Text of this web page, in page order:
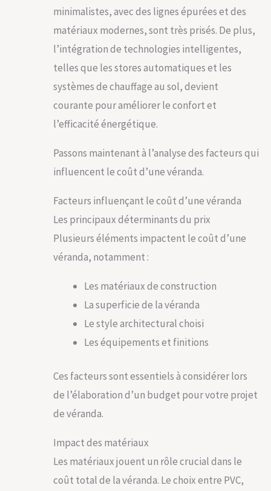
minimalistes, avec des lignes épurées et des
matériaux modernes, sont très prisés. De plus,
l’intégration de technologies intelligentes,
telles que les stores automatiques et les
systèmes de chauffage au sol, devient
courante pour améliorer le confort et
l’efficacité énergétique.
Passons maintenant à l’analyse des facteurs qui
influencent le coût d’une véranda.
Facteurs influençant le coût d’une véranda
Les principaux déterminants du prix
Plusieurs éléments impactent le coût d’une
véranda, notamment :
Les matériaux de construction
La superficie de la véranda
Le style architectural choisi
Les équipements et finitions
Ces facteurs sont essentiels à considérer lors
de l’élaboration d’un budget pour votre projet
de véranda.
Impact des matériaux
Les matériaux jouent un rôle crucial dans le
coût total de la véranda. Le choix entre PVC,